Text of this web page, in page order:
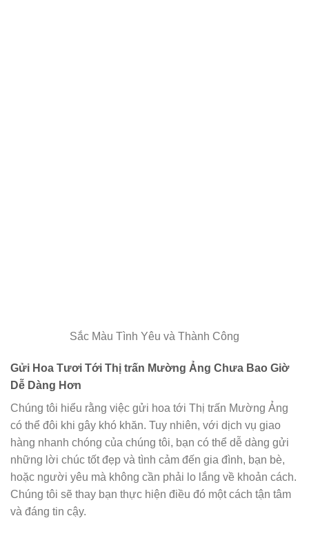
Sắc Màu Tình Yêu và Thành Công
Gửi Hoa Tươi Tới Thị trấn Mường Ảng Chưa Bao Giờ
Dễ Dàng Hơn
Chúng tôi hiểu rằng việc gửi hoa tới Thị trấn Mường Ảng
có thể đôi khi gây khó khăn. Tuy nhiên, với dịch vụ giao
hàng nhanh chóng của chúng tôi, bạn có thể dễ dàng gửi
những lời chúc tốt đẹp và tình cảm đến gia đình, bạn bè,
hoặc người yêu mà không cần phải lo lắng về khoản cách.
Chúng tôi sẽ thay bạn thực hiện điều đó một cách tận tâm
và đáng tin cậy.